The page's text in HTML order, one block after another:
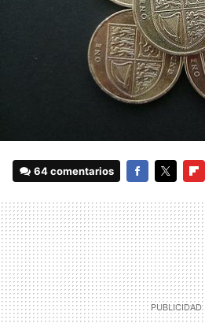
64 comentarios